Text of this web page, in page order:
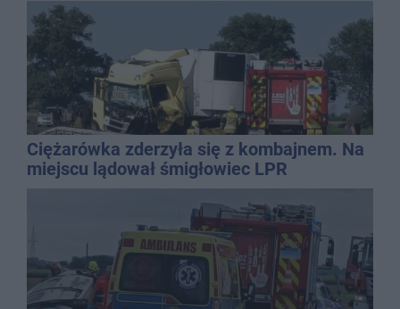
Ciężarówka zderzyła się z kombajnem. Na
miejscu lądował śmigłowiec LPR